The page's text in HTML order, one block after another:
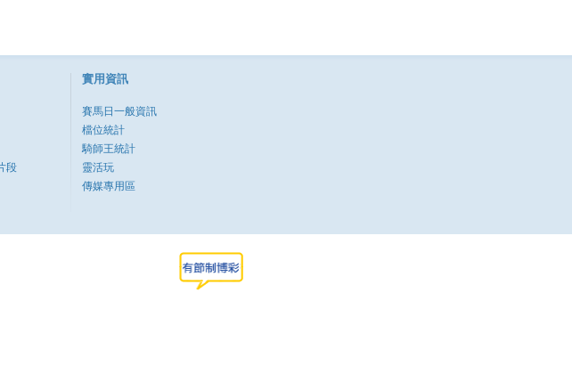
段
實用資訊
賽馬日一般資訊
檔位統計
騎師王統計
靈活玩
傳媒專用區